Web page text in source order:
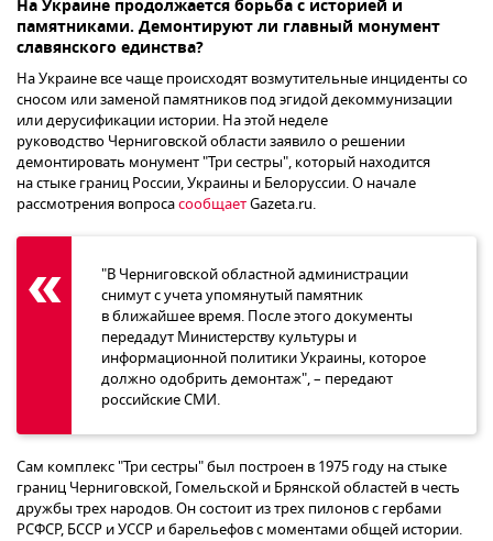
На Украине продолжается борьба с историей и
памятниками. Демонтируют ли главный монумент
славянского единства?
На Украине все чаще происходят возмутительные инциденты со
сносом или заменой памятников под эгидой декоммунизации
или дерусификации истории. На этой неделе
руководство Черниговской области заявило о решении
демонтировать монумент "Три сестры", который находится
на стыке границ России, Украины и Белоруссии. О начале
рассмотрения вопросасообщаетGazeta.ru.
"В Черниговской областной администрации
снимут с учета упомянутый памятник
в ближайшее время. После этого документы
передадут Министерству культуры и
информационной политики Украины, которое
должно одобрить демонтаж", – передают
российские СМИ.
Сам комплекс "Три сестры" был построен в 1975 году на стыке
границ Черниговской, Гомельской и Брянской областей в честь
дружбы трех народов. Он состоит из трех пилонов с гербами
РСФСР, БССР и УССР и барельефов с моментами общей истории.